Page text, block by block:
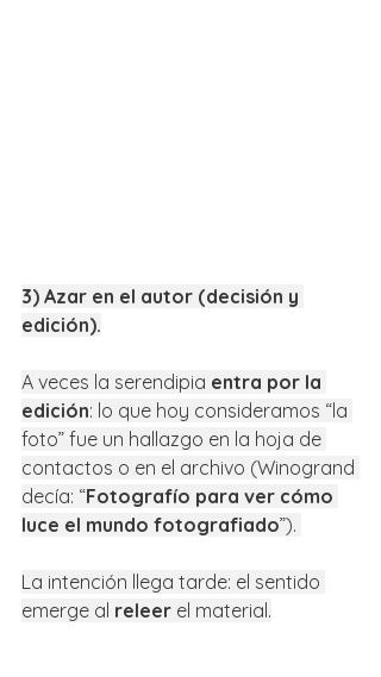
3) Azar en el autor (decisión y
edición).
A veces la serendipia entra por la
edición: lo que hoy consideramos “la
foto” fue un hallazgo en la hoja de
contactos o en el archivo (Winogrand
decía: “Fotografío para ver cómo
luce el mundo fotografiado”).
La intención llega tarde: el sentido
emerge al releer el material.